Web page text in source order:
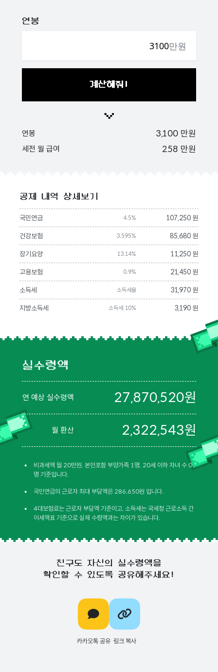
연봉
만원
계산해줘!
연봉 3,100 만원
세전 월 급여 258 만원
공제 내역 상세보기
국민연금 4.5% 107,250 원
건강보험 3.595% 85,680 원
장기요양 13.14% 11,250 원
고용보험 0.9% 21,450 원
소득세 소득세율 31,970 원
지방소득세 소득세 10% 3,190 원
실수령액
연 예상 실수령액 27,870,520원
월 환산 2,322,543원
•
비과세액 월 20만원, 본인포함 부양가족 1명, 20세 이하 자녀 수 0
명 기준입니다.
• 국민연금의 근로자 최대 부담액은 286,650원 입니다.
•
4대보험료는 근로자 부담액 기준이고, 소득세는 국세청 근로소득 간
이세액표 기준으로 실제 수령액과는 차이가 있습니다.
친구도 자신의 실수령액을
확인할 수 있도록 공유해주세요!
카카오톡 공유 링크 복사